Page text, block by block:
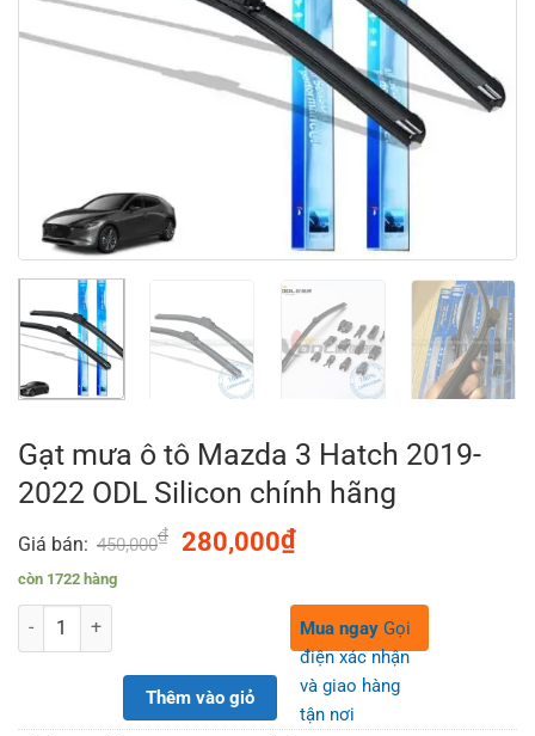
Gạt mưa ô tô Mazda 3 Hatch 2019-
2022 ODL Silicon chính hãng
Giá bán: 450,000₫
Original
450,000₫.
280,000₫Current
280,000₫.
còn 1722 hàng
Số lượng
Thêm vào giỏ
Mua ngay Gọi
điện xác nhận
và giao hàng
tận nơi